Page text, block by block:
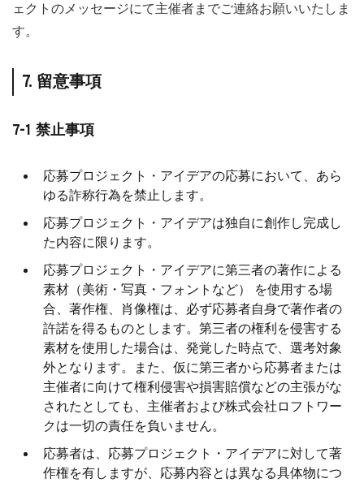
ェクトのメッセージにて主催者までご連絡お願いいたしま
す。
7. 留意事項
7-1 禁⽌事項
応募プロジェクト・アイデアの応募において、あら
ゆる詐称⾏為を禁⽌します。
応募プロジェクト・アイデアは独⾃に創作し完成し
た内容に限ります。
応募プロジェクト・アイデアに第三者の著作による
素材（美術・写真・フォントなど） を使⽤する場
合、著作権、肖像権は、必ず応募者⾃⾝で著作者の
許諾を得るものとします。第三者の権利を侵害する
素材を使⽤した場合は、発覚した時点で、選考対象
外となります。また、仮に第三者から応募者または
主催者に向けて権利侵害や損害賠償などの主張がな
されたとしても、主催者および株式会社ロフトワー
クは⼀切の責任を負いません。
応募者は、応募プロジェクト・アイデアに対して著
作権を有しますが、応募内容とは異なる具体物につ